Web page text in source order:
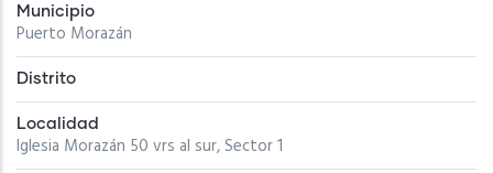
Municipio
Puerto Morazán
Distrito
Localidad
Iglesia Morazán 50 vrs al sur, Sector 1